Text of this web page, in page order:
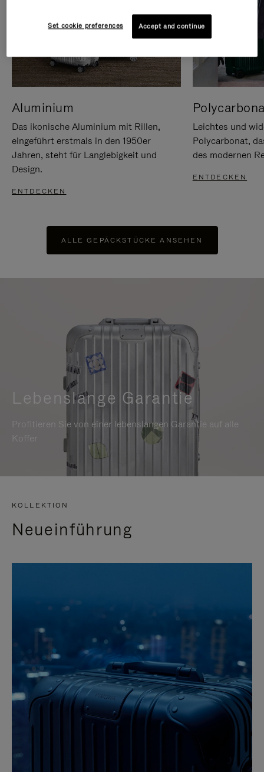
Aluminium
Das ikonische Aluminium mit Rillen,
eingeführt erstmals in den 1950er
Jahren, steht für Langlebigkeit und
Design.
ENTDECKEN
Leichtes und
Polycarbonat,
des modernen
ENTDECKEN
ALLE GEPÄCKSTÜCKE ANSEHEN
Lebenslange Garantie
Profitieren Sie von einer lebenslangen Garantie auf alle
Koffer
KOLLEKTION
Neueinführung
Set cookie preferences Accept and continue